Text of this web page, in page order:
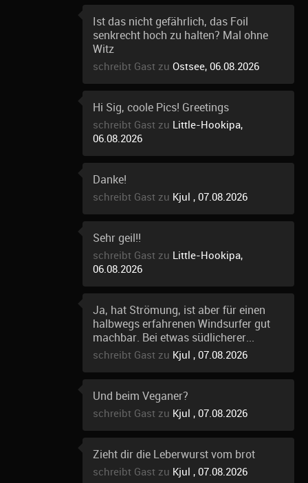
Ist das nicht gefährlich, das Foil
senkrecht hoch zu halten? Mal ohne
Witz
schreibt Gast zu Ostsee, 06.08.2026
Hi Sig, coole Pics! Greetings
schreibt Gast zu Little-Hookipa,
06.08.2026
Danke!
schreibt Gast zu Kjul , 07.08.2026
Sehr geil!!
schreibt Gast zu Little-Hookipa,
06.08.2026
Ja, hat Strömung, ist aber für einen
halbwegs erfahrenen Windsurfer gut
machbar. Bei etwas südlicherer...
schreibt Gast zu Kjul , 07.08.2026
Und beim Veganer?
schreibt Gast zu Kjul , 07.08.2026
Zieht dir die Leberwurst vom brot
schreibt Gast zu Kjul , 07.08.2026